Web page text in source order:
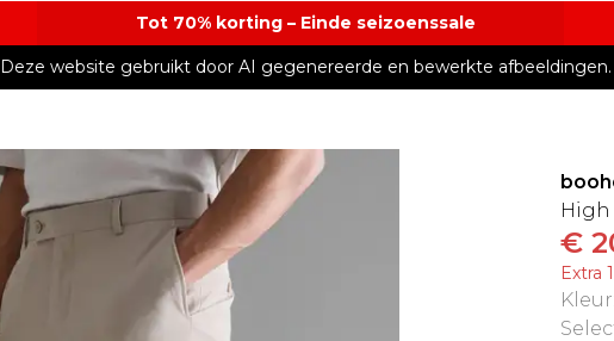
Tot 70% korting – Einde seizoenssale
Deze website gebruikt door AI gegenereerde en bewerkte afbeeldingen.
High
€
Extra
Kleur